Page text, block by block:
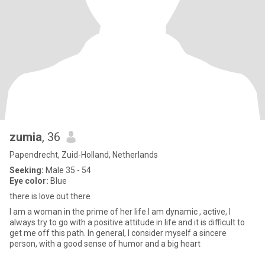
zumia, 36
Papendrecht, Zuid-Holland, Netherlands
Seeking: Male 35 - 54
Eye color: Blue
there is love out there
I am a woman in the prime of her life.I am dynamic , active, I
always try to go with a positive attitude in life and it is difficult to
get me off this path. In general, I consider myself a sincere
person, with a good sense of humor and a big heart